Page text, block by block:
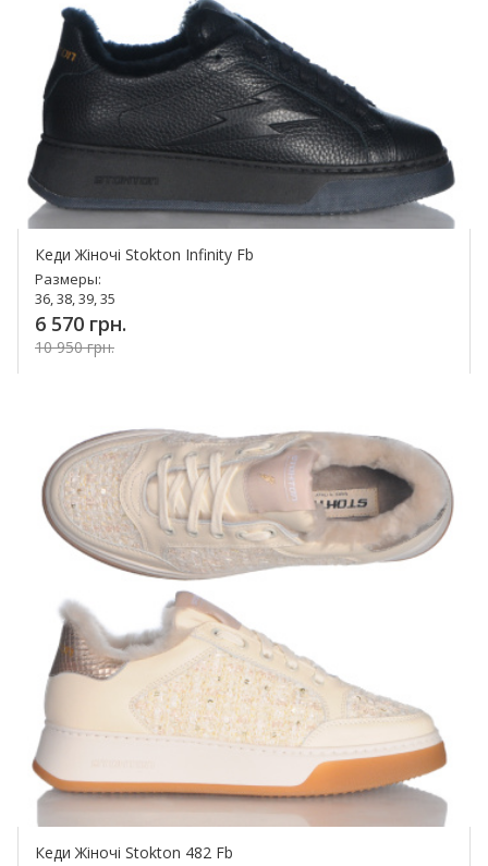
Кеди Жіночі Stokton Infinity Fb
Размеры:
36, 38, 39, 35
6 570 грн.
10 950 грн.
Кеди Жіночі Stokton 482 Fb